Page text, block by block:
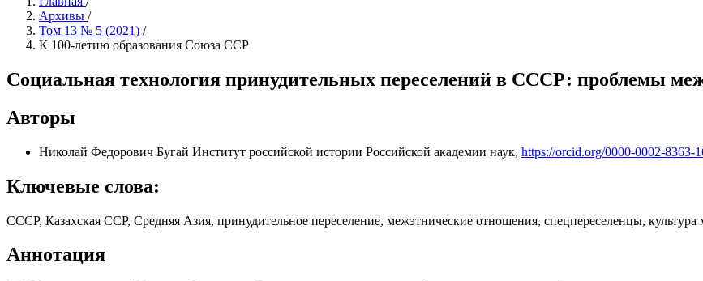
Архивы /
Том 13 № 5 (2021) /
К 100-летию образования Союза ССР
Социальная технология принудительных переселений в СССР: проблемы
Авторы
Николай Федорович Бугай Институт российской истории Российской академии наук, https://orcid.org/0000-0002-8363-
Ключевые слова:
СССР, Казахская ССР, Средняя Азия, принудительное переселение, межэтнические отношения, спецпереселенцы,
Аннотация